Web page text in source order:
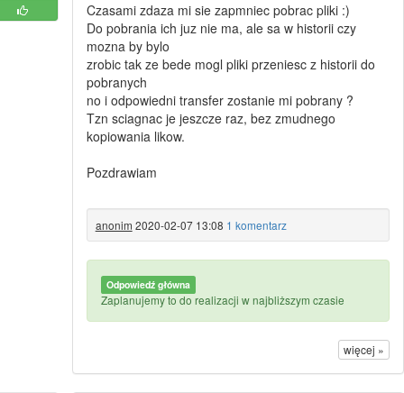
Czasami zdaza mi sie zapmniec pobrac pliki :)
Do pobrania ich juz nie ma, ale sa w historii czy
mozna by bylo
zrobic tak ze bede mogl pliki przeniesc z historii do
pobranych
no i odpowiedni transfer zostanie mi pobrany ?
Tzn sciagnac je jeszcze raz, bez zmudnego
kopiowania likow.
Pozdrawiam
anonim 2020-02-07 13:08 1 komentarz
Odpowiedź główna
Zaplanujemy to do realizacji w najbliższym czasie
więcej »